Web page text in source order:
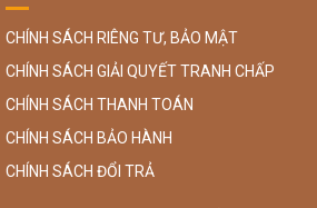
CHÍNH SÁCH RIÊNG TƯ, BẢO MẬT
CHÍNH SÁCH GIẢI QUYẾT TRANH CHẤP
CHÍNH SÁCH THANH TOÁN
CHÍNH SÁCH BẢO HÀNH
CHÍNH SÁCH ĐỔI TRẢ